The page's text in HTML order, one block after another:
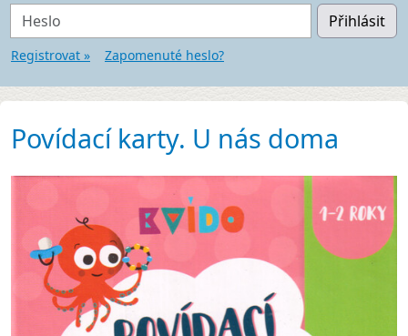
Heslo Přihlásit
Registrovat » Zapomenuté heslo?
Povídací karty. U nás doma